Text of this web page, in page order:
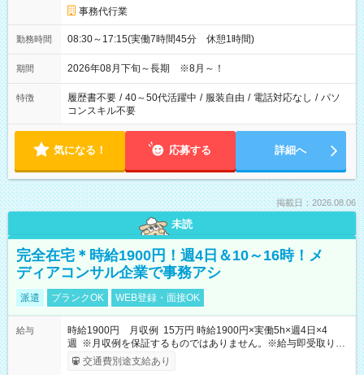
事務代行業
勤務時間 08:30～17:15(実働7時間45分 休憩1時間)
期間 2026年08月下旬～長期 ※8月～！
特徴 履歴書不要 / 40～50代活躍中 / 服装自由 / 電話対応なし / パソ
コンスキル不要
気になる！ 応募する 詳細へ
掲載日：2026.08.06
未読
完全在宅＊時給1900円！週4日＆10～16時！メ
ディアコンサル企業で事務アシ
派遣 ブランクOK WEB登録・面接OK
給与
時給1900円 月収例 15万円 時給1900円×実働5h×週4日×4
週 ※月収例を保証するものではありません。※給与即受取りサ
ービス利用可（利用条件有）
交通費別途支給あり